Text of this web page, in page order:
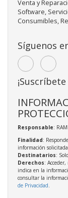
Venta y
Software,
Consumibles,
Síguenos
Responsable:
Finalidad:
información
Destinatarios:
Derechos:
indica en la
consultar la
de Privacidad